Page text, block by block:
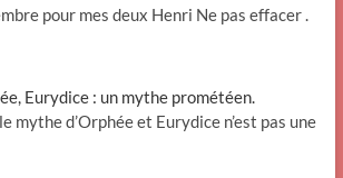
pour mes deux Henri Ne pas effacer .
Eurydice : un mythe prométéen.
mythe d’Orphée et Eurydice n’est pas une